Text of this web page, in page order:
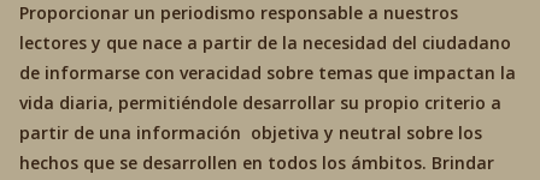
Proporcionar un periodismo responsable a nuestros
lectores y que nace a partir de la necesidad del ciudadano
de informarse con veracidad sobre temas que impactan la
vida diaria, permitiéndole desarrollar su propio criterio a
partir de una información objetiva y neutral sobre los
hechos que se desarrollen en todos los ámbitos. Brindar